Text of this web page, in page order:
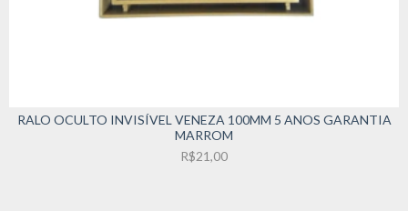
RALO OCULTO INVISÍVEL VENEZA 100MM 5 ANOS GARANTIA
MARROM
R$21,00